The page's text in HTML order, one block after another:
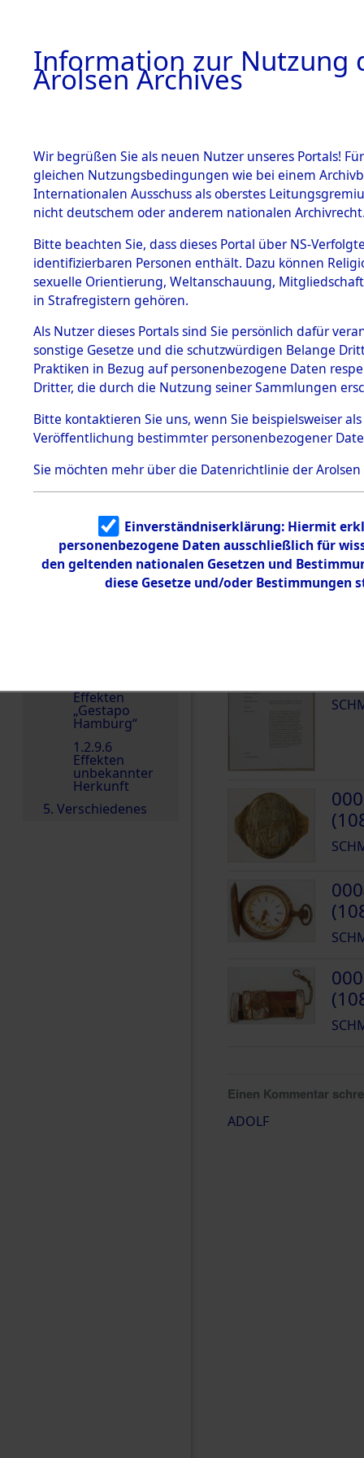
BESTÄNDE
1.
Inhaftierungsdoku
mente
1.2.9 Beim ITS
verwahrte
1.2.9.1
Effekten aus
dem KZ
Dachau
e
1.2.9.2
dem KZ
Bayerisches
ädigungsamt
1.2.9.3
Effekten aus
dem KZ
Neuengamm
Effekten
„Gestapo
Hamburg“
1.2.9.6
Effekten
unbekannter
Herkunft
5. Verschiedenes
5Akten
ADOLF
Land
Deutschland
50988
DOKUMENTE
Einen Kommentar
ADOLF
Information zur Nutzung
Arolsen Archives
Wir begrüßen Sie als neuen Nutzer unseres Portals!
gleichen Nutzungsbedingungen wie bei einem
Internationalen Ausschuss als oberstes
nicht deutschem oder anderem nationalen
Bitte beachten Sie, dass dieses Portal über NS-
identifizierbaren Personen enthält. Dazu können
sexuelle Orientierung, Weltanschauung,
in Strafregistern gehören.
Als Nutzer dieses Portals sind Sie persönlich dafür
sonstige Gesetze und die schutzwürdigen Belange
Praktiken in Bezug auf personenbezogene Daten
Dritter, die durch die Nutzung seiner Sammlungen
Bitte kontaktieren Sie uns, wenn Sie beispielsweiser
Veröffentlichung bestimmter personenbezogener
Sie möchten mehr über die Datenrichtlinie der Arolsen
Einverständniserklärung: Hiermit
personenbezogene Daten ausschließlich für
den geltenden nationalen Gesetzen und
diese Gesetze und/oder Bestimmungen